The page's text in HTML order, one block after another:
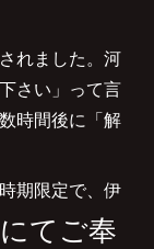
れました。河
さい」って言
時間後に「解
期限定で、伊
てご奉